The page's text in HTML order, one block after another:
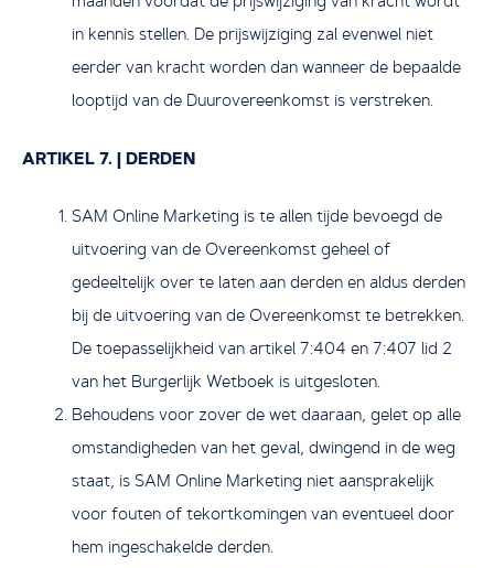
in kennis stellen. De prijswijziging zal evenwel niet
eerder van kracht worden dan wanneer de bepaalde
looptijd van de Duurovereenkomst is verstreken.
ARTIKEL 7. | DERDEN
SAM Online Marketing is te allen tijde bevoegd de
uitvoering van de Overeenkomst geheel of
gedeeltelijk over te laten aan derden en aldus derden
bij de uitvoering van de Overeenkomst te betrekken.
De toepasselijkheid van artikel 7:404 en 7:407 lid 2
van het Burgerlijk Wetboek is uitgesloten.
Behoudens voor zover de wet daaraan, gelet op alle
omstandigheden van het geval, dwingend in de weg
staat, is SAM Online Marketing niet aansprakelijk
voor fouten of tekortkomingen van eventueel door
hem ingeschakelde derden.